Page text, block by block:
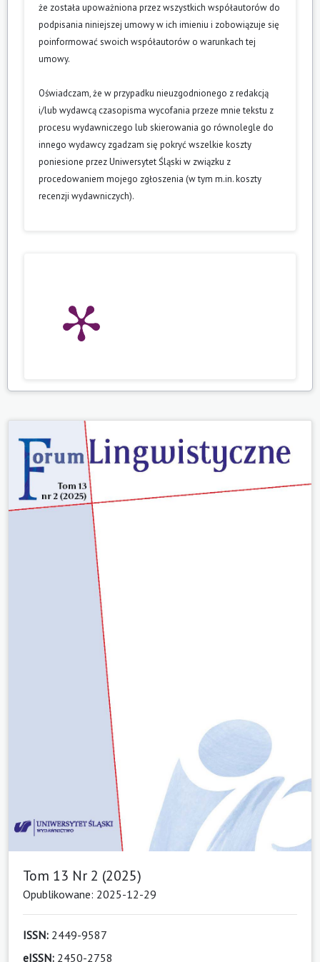
że została upoważniona przez wszystkich współautorów do
podpisania niniejszej umowy w ich imieniu i zobowiązuje się
poinformować swoich współautorów o warunkach tej
umowy.
Oświadczam, że w przypadku nieuzgodnionego z redakcją
i/lub wydawcą czasopisma wycofania przeze mnie tekstu z
procesu wydawniczego lub skierowania go równolegle do
innego wydawcy zgadzam się pokryć wszelkie koszty
poniesione przez Uniwersytet Śląski w związku z
procedowaniem mojego zgłoszenia (w tym m.in. koszty
recenzji wydawniczych).
Tom 13 Nr 2 (2025)
Opublikowane: 2025-12-29
ISSN: 2449-9587
eISSN: 2450-2758